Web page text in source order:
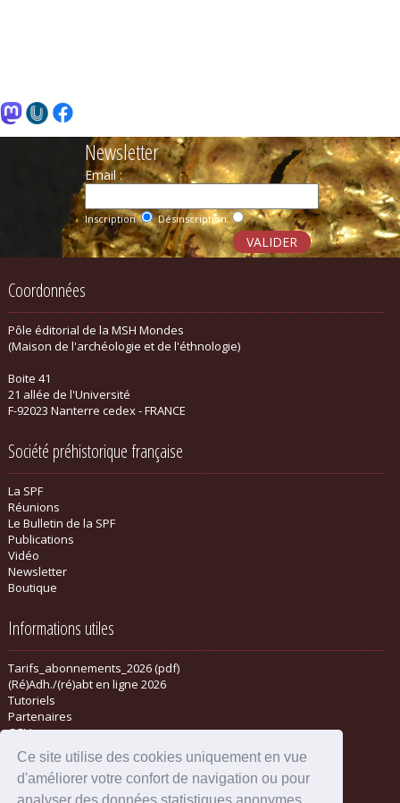
Ce site utilise des cookies uniquement en vue
d'améliorer votre confort de navigation ou pour
analyser des données statistiques anonymes.
Newsletter
Email :
Inscription Désinscription
Coordonnées
Pôle éditorial de la MSH Mondes
(Maison de l'archéologie et de l'éthnologie)
Boite 41
21 allée de l'Université
F-92023 Nanterre cedex - FRANCE
Société préhistorique française
La SPF
Réunions
Le Bulletin de la SPF
Publications
Vidéo
Newsletter
Boutique
Informations utiles
Tarifs_abonnements_2026 (pdf)
(Ré)Adh./(ré)abt en ligne 2026
Tutoriels
Partenaires
CGV